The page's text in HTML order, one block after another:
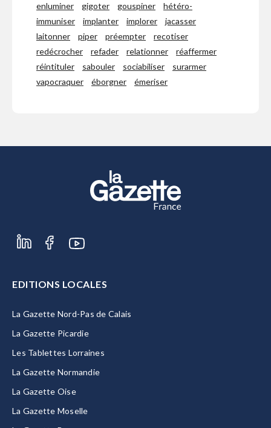
enluminer
gigoter gouspiner
hétéro-
immuniser
implanter implorer
jacasser
laitonner
piper préempter
recotiser
redécrocher
refader relationner
réaffermer
réintituler
sabouler sociabiliser
surarmer
vapocraquer
éborgner émeriser
EDITIONS LOCALES
La Gazette Nord-Pas de Calais
La Gazette Picardie
Les Tablettes Lorraines
La Gazette Normandie
La Gazette Oise
La Gazette Moselle